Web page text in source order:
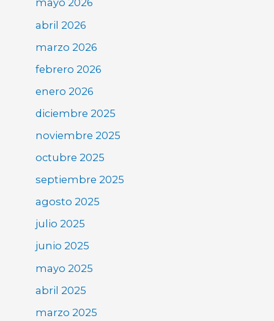
mayo 2026
abril 2026
marzo 2026
febrero 2026
enero 2026
diciembre 2025
noviembre 2025
octubre 2025
septiembre 2025
agosto 2025
julio 2025
junio 2025
mayo 2025
abril 2025
marzo 2025